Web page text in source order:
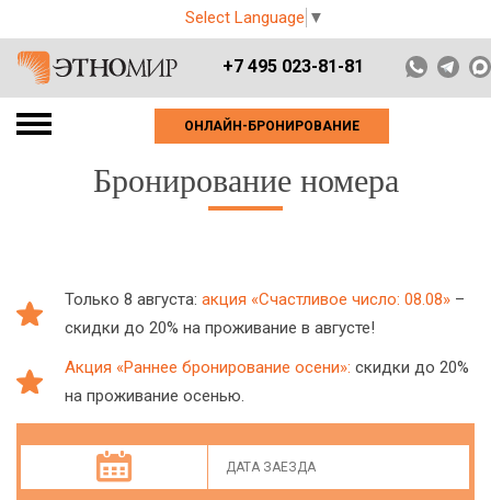
Select Language ▼
+7 495 023-81-81
ОНЛАЙН-БРОНИРОВАНИЕ
Бронирование номера
Только 8 августа: акция «Счастливое число: 08.08» –
скидки до 20% на проживание в августе!
Акция «Раннее бронирование осени»: скидки до 20%
на проживание осенью.